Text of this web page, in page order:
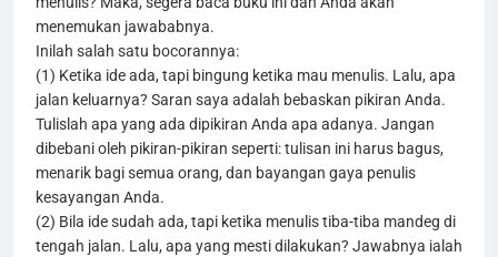
menemukan jawababnya.
Inilah salah satu bocorannya:
(1) Ketika ide ada, tapi bingung ketika mau menulis. Lalu, apa
jalan keluarnya? Saran saya adalah bebaskan pikiran Anda.
Tulislah apa yang ada dipikiran Anda apa adanya. Jangan
dibebani oleh pikiran-pikiran seperti: tulisan ini harus bagus,
menarik bagi semua orang, dan bayangan gaya penulis
kesayangan Anda.
(2) Bila ide sudah ada, tapi ketika menulis tiba-tiba mandeg di
tengah jalan. Lalu, apa yang mesti dilakukan? Jawabnya ialah